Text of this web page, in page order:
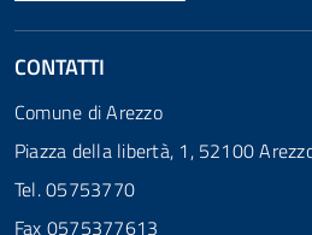
CONTATTI
Comune di Arezzo
Piazza della libertà, 1, 52100
Tel. 05753770
Fax 0575377613